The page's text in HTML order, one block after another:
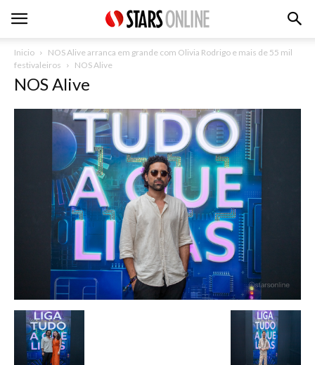
Inicio
NOS Alive arranca em grande com Olivia Rodrigo e mais de 55 mil
festivaleiros
NOS Alive
NOS Alive